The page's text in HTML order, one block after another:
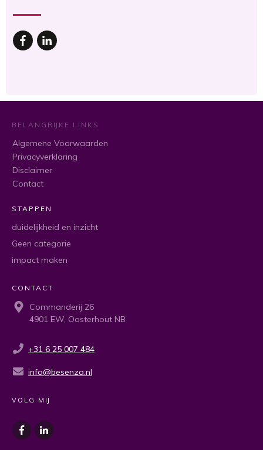
BELANGRIJKE LINKS
Algemene Voorwaarden
Privacyverklaring
Disclaimer
Contact
STAPPEN
duidelijkheid en inzicht
Geen categorie
impact maken
CONTACT
Commanderij 26
4901 EW, Oosterhout NB
+31 6 25 007 484
info@besenza.nl
VOLG MIJ